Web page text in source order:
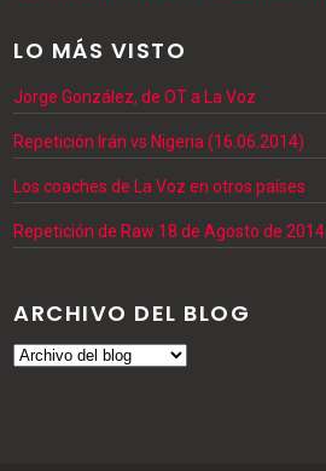
LO MÁS VISTO
Jorge González, de OT a La Voz
Repetición Irán vs Nigeria (16.06.2014)
Los coaches de La Voz en otros países
Repetición de Raw 18 de Agosto de 2014
ARCHIVO DEL BLOG